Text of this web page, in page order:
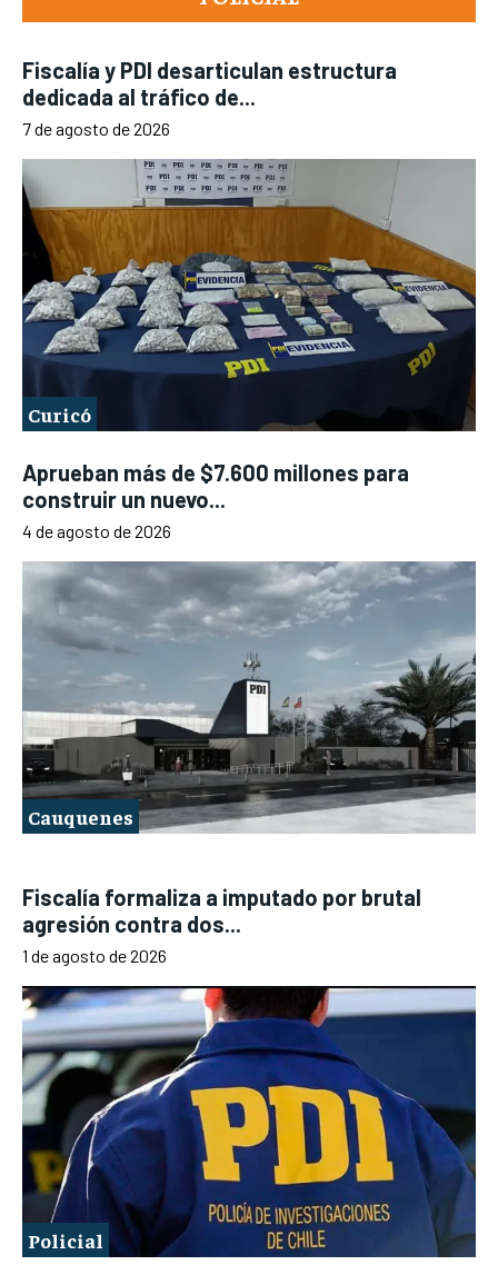
Fiscalía y PDI desarticulan estructura
dedicada al tráfico de...
7 de agosto de 2026
Curicó
Aprueban más de $7.600 millones para
construir un nuevo...
4 de agosto de 2026
Cauquenes
Fiscalía formaliza a imputado por brutal
agresión contra dos...
1 de agosto de 2026
Policial